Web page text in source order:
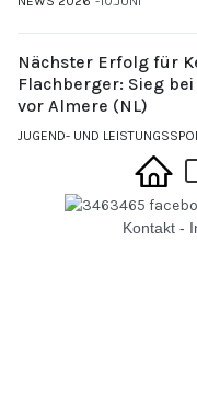
Nächster Erfolg für
Flachberger: Sieg
vor Almere (NL)
JUGEND- UND
Kontakt -